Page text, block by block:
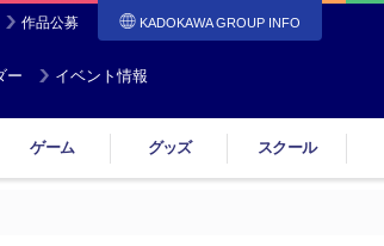
作品公募 KADOKAWA GROUP INFO
ー イベント情報
ゲーム グッズ スクール